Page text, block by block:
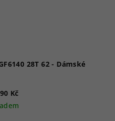
Guess sluneční brýle GF6140 28T 62 - Dámské
Kč